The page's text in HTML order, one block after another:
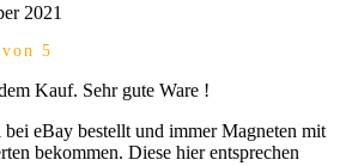
2021
von 5
Kauf. Sehr gute Ware !
eBay bestellt und immer Magneten mit
bekommen. Diese hier entsprechen